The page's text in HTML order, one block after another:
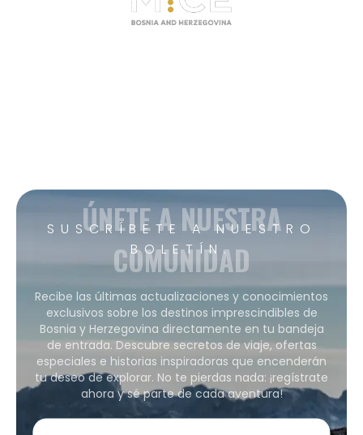
SUSCRÍBETE A NUESTRO
BOLETÍN.
ÚNETE A NUESTRA
COMUNIDAD
Recibe las últimas actualizaciones y conocimientos
exclusivos sobre los destinos imprescindibles de
Bosnia y Herzegovina directamente en tu bandeja
de entrada. Descubre secretos de viaje, ofertas
especiales e historias inspiradoras que encenderán
tu deseo de explorar. No te pierdas nada: ¡regístrate
ahora y sé parte de cada aventura!